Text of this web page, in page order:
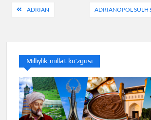
PostADRIAN ADRIANOPOL SULH
Milliylik-millat ko’zgusi